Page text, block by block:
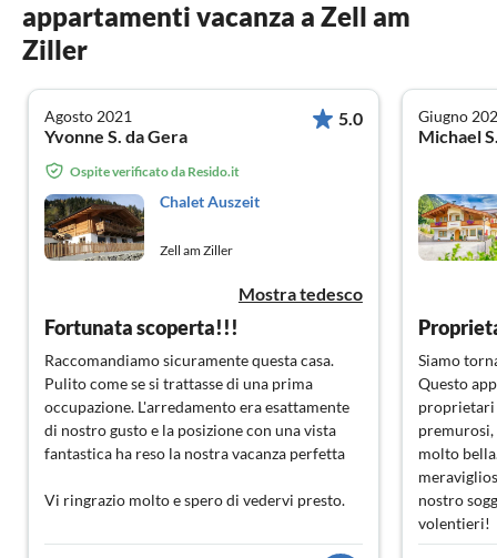
appartamenti vacanza a Zell am
Ziller
Agosto 2021
Yvonne S. da Gera
5.0
Ospite verificato da Resido.it
Chalet Auszeit
Zell am Ziller
Mostra tedesco
Fortunata scoperta!!!
Raccomandiamo sicuramente questa casa.
Pulito come se si trattasse di una prima
occupazione. L'arredamento era esattamente
di nostro gusto e la posizione con una vista
fantastica ha reso la nostra vacanza perfetta
Vi ringrazio molto e spero di vedervi presto.
Giugno
Michael
Siamo
Questo
proprietari
premurosi,
molto
nostro
volentieri!